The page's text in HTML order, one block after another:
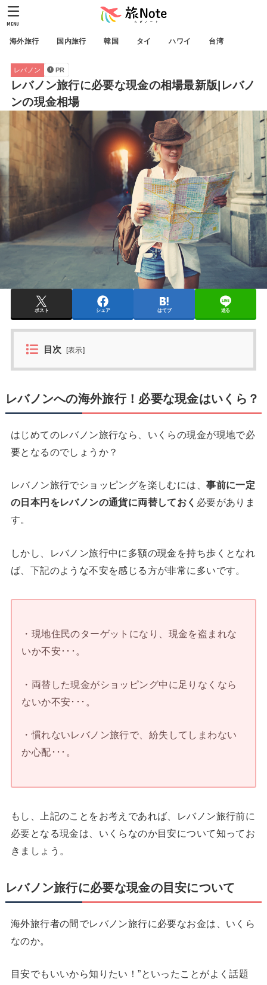
海外旅行 国内旅行 韓国 タイ ハワイ 台湾
MENU
レバノン PR
レバノン旅行に必要な現金の相場最新版|レバノ
ンの現金相場
ポスト シェア はてブ 送る
目次 [表示]
レバノンへの海外旅行！必要な現金はいくら？
はじめてのレバノン旅行なら、いくらの現金が現地で必
要となるのでしょうか？
レバノン旅行でショッピングを楽しむには、事前に一定
の日本円をレバノンの通貨に両替しておく 必要がありま
す。
しかし、レバノン旅行中に多額の現金を持ち歩くとなれ
ば、下記のような不安を感じる方が非常に多いです。
・現地住民のターゲットになり、現金を盗まれな
いか不安･･･。
・両替した現金がショッピング中に足りなくなら
ないか不安･･･。
・慣れないレバノン旅行で、紛失してしまわない
か心配･･･。
もし、上記のことをお考えであれば、レバノン旅行前に
必要となる現金は、いくらなのか目安について知ってお
きましょう。
レバノン旅行に必要な現金の目安について
海外旅行者の間でレバノン旅行に必要なお金は、いくら
なのか。
目安でもいいから知りたい！”といったことがよく話題